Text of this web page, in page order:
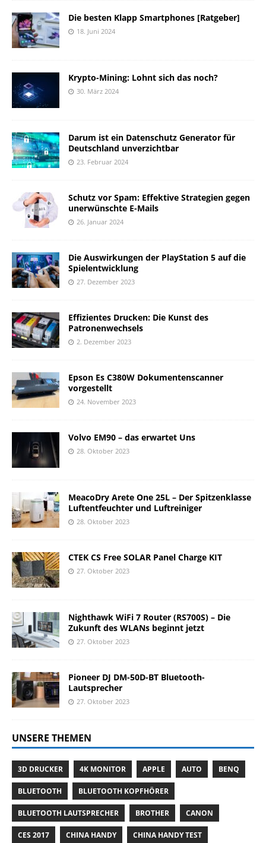
Die besten Klapp Smartphones [Ratgeber]
18. Juni 2024
Krypto-Mining: Lohnt sich das noch?
30. März 2024
Darum ist ein Datenschutz Generator für
Deutschland unverzichtbar
23. Februar 2024
Schutz vor Spam: Effektive Strategien gegen
unerwünschte E-Mails
26. Januar 2024
Die Auswirkungen der PlayStation 5 auf die
Spielentwicklung
27. Dezember 2023
Effizientes Drucken: Die Kunst des
Patronenwechsels
2. Dezember 2023
Epson Es C380W Dokumentenscanner
vorgestellt
24. November 2023
Volvo EM90 – das erwartet Uns
28. Oktober 2023
MeacoDry Arete One 25L – Der Spitzenklasse
Luftentfeuchter und Luftreiniger
28. Oktober 2023
CTEK CS Free SOLAR Panel Charge KIT
27. Oktober 2023
Nighthawk WiFi 7 Router (RS700S) – Die
Zukunft des WLANs beginnt jetzt
27. Oktober 2023
Pioneer DJ DM-50D-BT Bluetooth-
Lautsprecher
27. Oktober 2023
UNSERE THEMEN
3D DRUCKER 4K MONITOR APPLE AUTO BENQ
BLUETOOTH BLUETOOTH KOPFHÖRER
BLUETOOTH LAUTSPRECHER BROTHER CANON
CES 2017 CHINA HANDY CHINA HANDY TEST